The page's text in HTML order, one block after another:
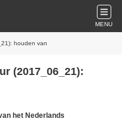
MENU
houden van
(2017_06_21):
het Nederlands